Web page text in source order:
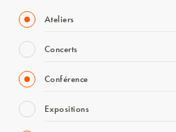
Ateliers
Concerts
Conférence
Expositions